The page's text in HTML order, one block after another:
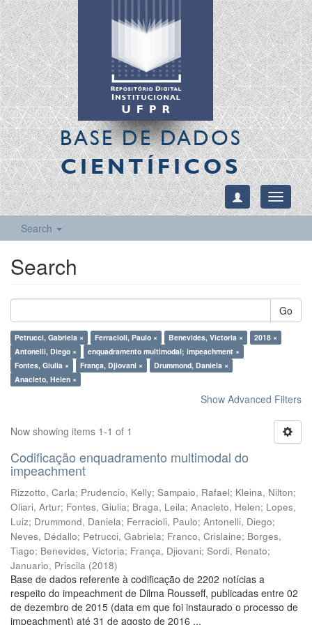
BASE DE DADOS
CIENTÍFICOS
Toggle
Search
Search
Go
Petrucci, Gabriela × Ferracioli, Paulo × Benevides, Victoria ×
2018 ×
Antonelli, Diego ×
enquadramento multimodal; impeachment ×
Fontes, Giulia ×
França, Djiovani ×
Drummond, Daniela ×
Anacleto, Helen ×
Show Advanced Filters
Now showing items 1-1 of 1
Codificação enquadramento multimodal do
impeachment
Rizzotto, Carla; Prudencio, Kelly; Sampaio, Rafael; Kleina, Nilton;
Oliari, Artur; Fontes, Giulia; Braga, Leila; Anacleto, Helen; Lopes,
Luiz; Drummond, Daniela; Ferracioli, Paulo; Antonelli, Diego;
Neves, Dédallo; Petrucci, Gabriela; Franco, Crislaine; Borges,
Tiago; Benevides, Victoria; França, Djiovani; Sordi, Renato;
Januario, Priscila (2018)
Base de dados referente à codificação de 2202 notícias a
respeito do impeachment de Dilma Rousseff, publicadas entre 02
de dezembro de 2015 (data em que foi instaurado o processo de
impeachment) até 31 de agosto de 2016 ...